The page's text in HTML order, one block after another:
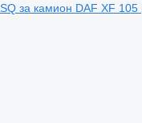
за камион DAF XF 105